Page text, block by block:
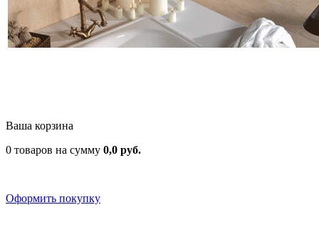
Ваша корзина
0 товаров на сумму 0,0 руб.
Оформить покупку